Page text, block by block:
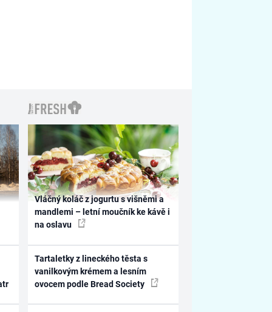
Vláčný koláč z jogurtu s višněmi a
mandlemi – letní moučník ke kávě i
na oslavu
Tartaletky z lineckého těsta s
vanilkovým krémem a lesním
ovocem podle Bread Society